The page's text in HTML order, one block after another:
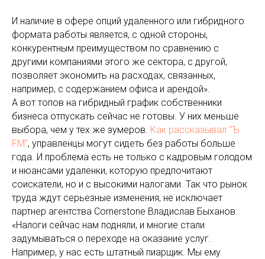
И наличие в офере опций удаленного или гибридного
формата работы является, с одной стороны,
конкурентным преимуществом по сравнению с
другими компаниями этого же сектора, с другой,
позволяет экономить на расходах, связанных,
например, с содержанием офиса и арендой».
А вот топов на гибридный график собственники
бизнеса отпускать сейчас не готовы. У них меньше
выбора, чем у тех же зумеров. Как рассказывал “Ъ
FM”, управленцы могут сидеть без работы больше
года. И проблема есть не только с кадровым голодом
и нюансами удаленки, которую предпочитают
соискатели, но и с высокими налогами. Так что рынок
труда ждут серьезные изменения, не исключает
партнер агентства Cornerstone Владислав Быханов:
«Налоги сейчас нам подняли, и многие стали
задумываться о переходе на оказание услуг.
Например, у нас есть штатный пиарщик. Мы ему